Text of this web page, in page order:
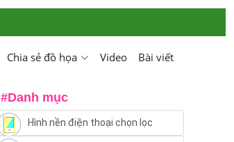
Chia sẻ đồ họa Video Bài viết
#Danh mục
Hình nền điện thoại chọn lọc